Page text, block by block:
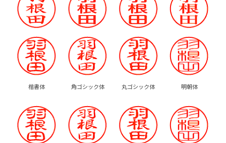
楷書体 角ゴシック体 丸ゴシック体 明朝体